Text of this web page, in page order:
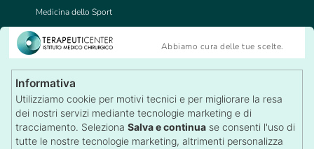
Abbiamo cura delle tue scelte.
Informativa
Utilizziamo cookie per motivi tecnici e per migliorare la resa
dei nostri servizi mediante tecnologie marketing e di
tracciamento. SelezionaSalva e continua se consenti l'uso di
tutte le nostre tecnologie marketing, altrimenti personalizza
Medicina dello Sport
Medicina del Lavoro
Tricologia
Recensioni
Lascia una Recensione
Autorizzazioni